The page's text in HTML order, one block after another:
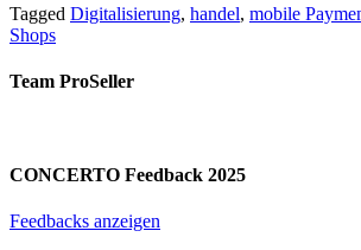
Tagged Digitalisierung, handel, mobile
Shops
Team ProSeller
CONCERTO Feedback 2025
Feedbacks anzeigen